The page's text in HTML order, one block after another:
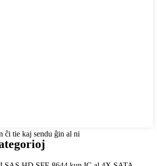
ĉi tie kaj sendu ĝin al ni